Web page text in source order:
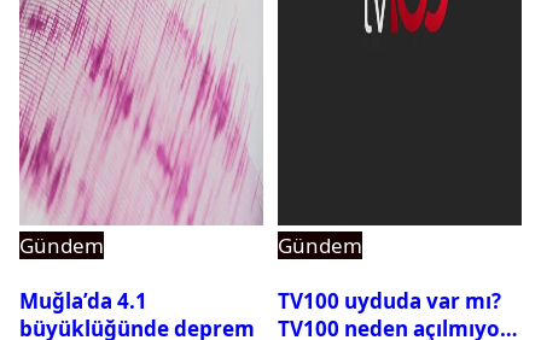
Gündem
Muğla’da 4.1
büyüklüğünde deprem
Gündem
TV100 uyduda var mı?
TV100 neden açılmıyor?